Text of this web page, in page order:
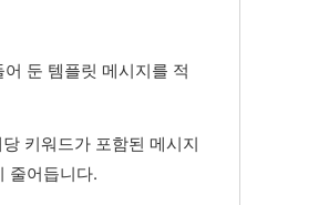
둔 템플릿 메시지를 적
키워드가 포함된 메시지
줄어듭니다.